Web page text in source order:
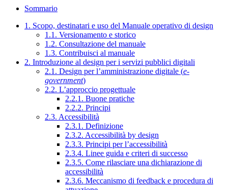
Sommario
1. Scopo, destinatari e uso del Manuale operativo di design
1.1. Versionamento e storico
1.2. Consultazione del manuale
1.3. Contribuisci al manuale
2. Introduzione al design per i servizi pubblici digitali
2.1. Design per l’amministrazione digitale (e-
government)
2.2. L’approccio progettuale
2.2.1. Buone pratiche
2.2.2. Principi
2.3. Accessibilità
2.3.1. Definizione
2.3.2. Accessibilità by design
2.3.3. Principi per l’accessibilità
2.3.4. Linee guida e criteri di successo
2.3.5. Come rilasciare una dichiarazione di
accessibilità
2.3.6. Meccanismo di feedback e procedura di